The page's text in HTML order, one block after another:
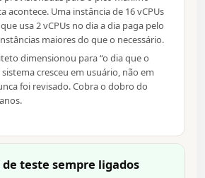
acontece. Uma instância de 16 vCPUs
usa 2 vCPUs no dia a dia paga pelo
maiores do que o necessário.
dimensionou para “o dia que o
sistema cresceu em usuário, não em
foi revisado. Cobra o dobro do
teste sempre ligados